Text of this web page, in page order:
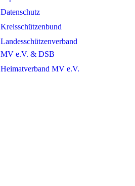
Datenschutz
Kreisschützenbund
Landesschützenverband
MV e.V. & DSB
Heimatverband MV e.V.